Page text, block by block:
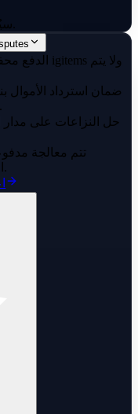
الدفع
ضمان استرداد الأموال بنسبة
يطابق الوصف، فستسترد أموالك بالكامل.
حل النزاعات على مدار
تتم معالجة
البطاقات عبر بوابات مشفرة بمعايير بنكية.